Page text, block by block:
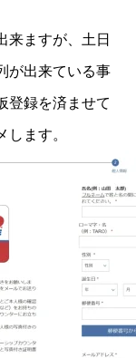
来ますが、土日
が出来ている事
登録を済ませて
ます。